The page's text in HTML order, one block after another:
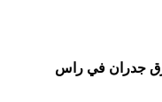
جدران في راس